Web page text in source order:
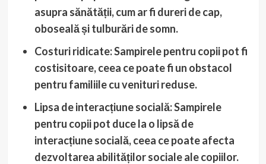
asupra sănătății, cum ar fi dureri de cap,
oboseală și tulburări de somn.
Costuri ridicate: Sampirele pentru copii pot fi
costisitoare, ceea ce poate fi un obstacol
pentru familiile cu venituri reduse.
Lipsa de interacțiune socială: Sampirele
pentru copii pot duce la o lipsă de
interacțiune socială, ceea ce poate afecta
dezvoltarea abilităților sociale ale copiilor.